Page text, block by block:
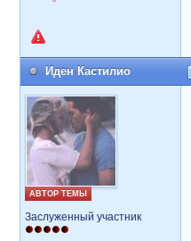
Иден Кастилио
АВТОР ТЕМЫ
Заслуженный участник